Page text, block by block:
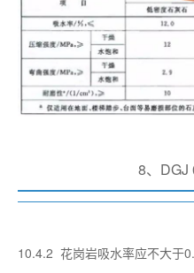
8、DGJ
10.4.2 花岗岩吸水率应不大于